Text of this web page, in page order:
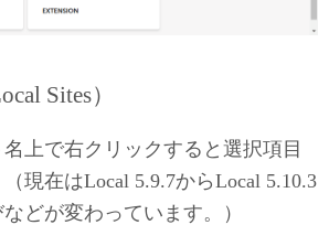
Sites）
上で右クリックすると選択項目
現在はLocal 5.9.7からLocal 5.10.3
どが変わっています。）